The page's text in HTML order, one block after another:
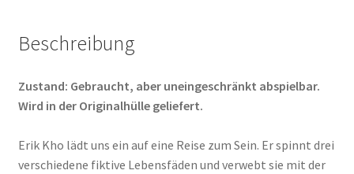
Beschreibung
Zustand: Gebraucht, aber uneingeschränkt abspielbar.
Wird in der Originalhülle geliefert.
Erik Kho lädt uns ein auf eine Reise zum Sein. Er spinnt drei
verschiedene fiktive Lebensfäden und verwebt sie mit der